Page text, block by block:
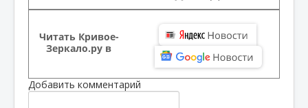
Читать Кривое-
Зеркало.ру в
Добавить комментарий